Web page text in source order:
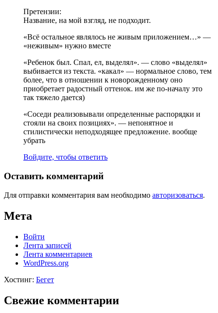
Претензии:
Название, на мой взгляд, не подходит.
«Всё остальное являлось не живым приложением…» —
«неживым» нужно вместе
«Ребенок был. Спал, ел, выделял». — слово «выделял»
выбивается из текста. «какал» — нормальное слово, тем
более, что в отношении к новорожденному оно
приобретает радостный оттенок. им же по-началу это
так тяжело дается)
«Соседи реализовывали определенные распорядки и
стояли на своих позициях». — непонятное и
стилистически неподходящее предложение. вообще
убрать
Войдите, чтобы ответить
Оставить комментарий
Для отправки комментария вам необходимо авторизоваться.
Мета
Войти
Лента записей
Лента комментариев
WordPress.org
Хостинг: Бегет
Свежие комментарии